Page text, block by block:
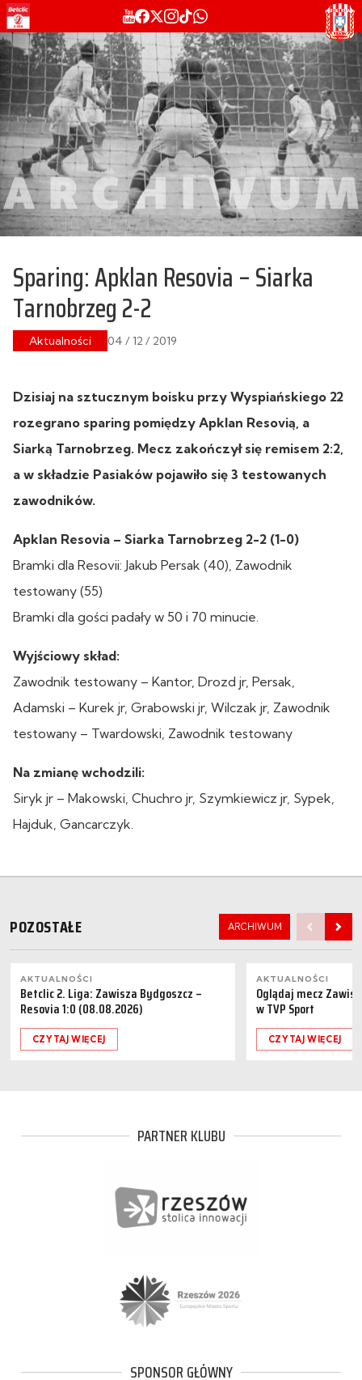
Sparing: Apklan Resovia – Siarka
Tarnobrzeg 2-2
Aktualności 04 / 12 / 2019
Dzisiaj na sztucznym boisku przy Wyspiańskiego 22
rozegrano sparing pomiędzy Apklan Resovią, a
Siarką Tarnobrzeg. Mecz zakończył się remisem 2:2,
a w składzie Pasiaków pojawiło się 3 testowanych
zawodników.
Apklan Resovia – Siarka Tarnobrzeg 2-2 (1-0)
Bramki dla Resovii: Jakub Persak (40), Zawodnik
testowany (55)
Bramki dla gości padały w 50 i 70 minucie.
Wyjściowy skład:
Zawodnik testowany – Kantor, Drozd jr, Persak,
Adamski – Kurek jr, Grabowski jr, Wilczak jr, Zawodnik
testowany – Twardowski, Zawodnik testowany
Na zmianę wchodzili:
Siryk jr – Makowski, Chuchro jr, Szymkiewicz jr, Sypek,
Hajduk, Gancarczyk.
POZOSTAŁE ARCHIWUM
AKTUALNOŚCI
Betclic 2. Liga: Zawisza Bydgoszcz –
Resovia 1:0 (08.08.2026)
CZYTAJ WIĘCEJ
AKTUALNOŚCI
Oglądaj mecz
w TVP Sport
CZYTAJ WIĘCEJ
PARTNER KLUBU
SPONSOR GŁÓWNY